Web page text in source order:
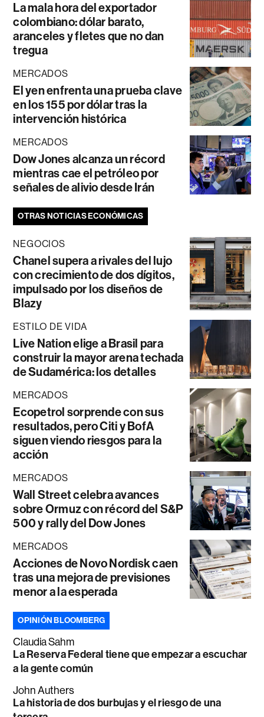
La mala hora del exportador
colombiano: dólar barato,
aranceles y fletes que no dan
tregua
MERCADOS
El yen enfrenta una prueba clave
en los 155 por dólar tras la
intervención histórica
MERCADOS
Dow Jones alcanza un récord
mientras cae el petróleo por
señales de alivio desde Irán
OTRAS NOTICIAS ECONÓMICAS
NEGOCIOS
Chanel supera a rivales del lujo
con crecimiento de dos dígitos,
impulsado por los diseños de
Blazy
ESTILO DE VIDA
Live Nation elige a Brasil para
construir la mayor arena techada
de Sudamérica: los detalles
MERCADOS
Ecopetrol sorprende con sus
resultados, pero Citi y BofA
siguen viendo riesgos para la
acción
MERCADOS
Wall Street celebra avances
sobre Ormuz con récord del S&P
500 y rally del Dow Jones
MERCADOS
Acciones de Novo Nordisk caen
tras una mejora de previsiones
menor a la esperada
OPINIÓN BLOOMBERG
Claudia Sahm
La Reserva Federal tiene que empezar a escuchar
a la gente común
John Authers
La historia de dos burbujas y el riesgo de una